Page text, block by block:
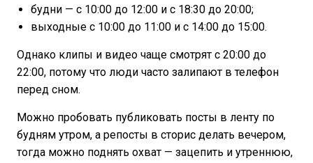
будни — с 10:00 до 12:00 и с 18:30 до 20:00;
выходные с 10:00 до 11:00 и с 14:00 до 15:00.
Однако клипы и видео чаще смотрят с 20:00 до
22:00, потому что люди часто залипают в телефон
перед сном.
Можно пробовать публиковать посты в ленту по
будням утром, а репосты в сторис делать вечером,
тогда можно поднять охват — зацепить и утреннюю,